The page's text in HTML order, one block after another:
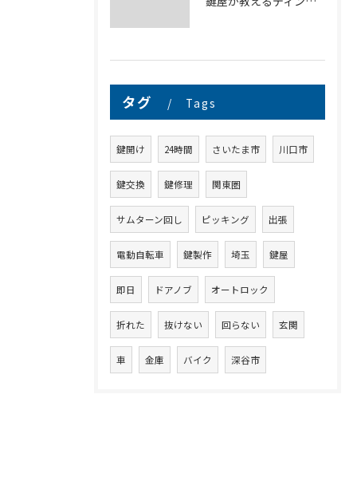
タグ Tags
鍵開け 24時間 さいたま市 川口市
鍵交換 鍵修理 関東圏
サムターン回し ピッキング 出張
電動自転車 鍵製作 埼玉 鍵屋
即日 ドアノブ オートロック
折れた 抜けない 回らない 玄関
車 金庫 バイク 深谷市